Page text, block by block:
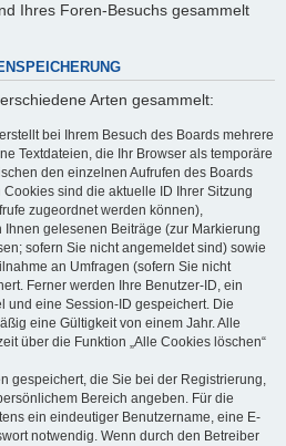
Ihres Foren-Besuchs gesammelt
Arten gesammelt:
bei Ihrem Besuch des Boards mehrere
Textdateien, die Ihr Browser als temporäre
den einzelnen Aufrufen des Boards
sind die aktuelle ID Ihrer Sitzung
zugeordnet werden können),
Ihnen gelesenen Beiträge (zur Markierung
sofern Sie nicht angemeldet sind) sowie
an Umfragen (sofern Sie nicht
Ferner werden Ihre Benutzer-ID, ein
und eine Session-ID gespeichert. Die
eine Gültigkeit von einem Jahr. Alle
über die Funktion „Alle Cookies löschen“
gespeichert, die Sie bei der Registrierung,
Bereich angeben. Für die
ein eindeutiger Benutzername, eine E-
notwendig. Wenn durch den Betreiber